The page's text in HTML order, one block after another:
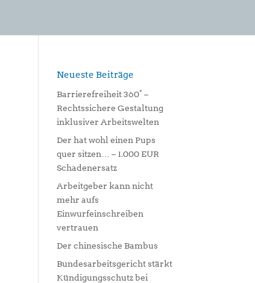
Neueste Beiträge
Barrierefreiheit 360° –
Rechtssichere Gestaltung
inklusiver Arbeitswelten
Der hat wohl einen Pups
quer sitzen… – 1.000 EUR
Schadenersatz
Arbeitgeber kann nicht
mehr aufs
Einwurfeinschreiben
vertrauen
Der chinesische Bambus
Bundesarbeitsgericht stärkt
Kündigungsschutz bei